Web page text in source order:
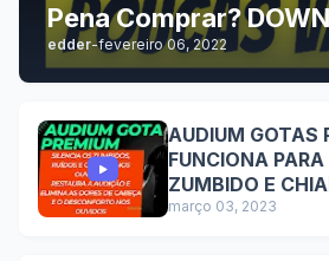
Pena Comprar?
no automático hoje!
edder-fevereiro 06, 2022
AUDIUM GOTAS
FUNCIONA
ZUMBIDO E
março 03, 2023